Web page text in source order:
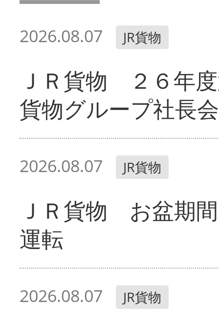
2026.08.07 JR貨物
ＪＲ貨物 ２６年
貨物グループ社長
2026.08.07 JR貨物
ＪＲ貨物 お盆期
運転
2026.08.07 JR貨物